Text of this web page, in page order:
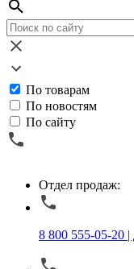
По товарам
По новостям
По сайту
Отдел продаж:
8 800 555-05-20 |